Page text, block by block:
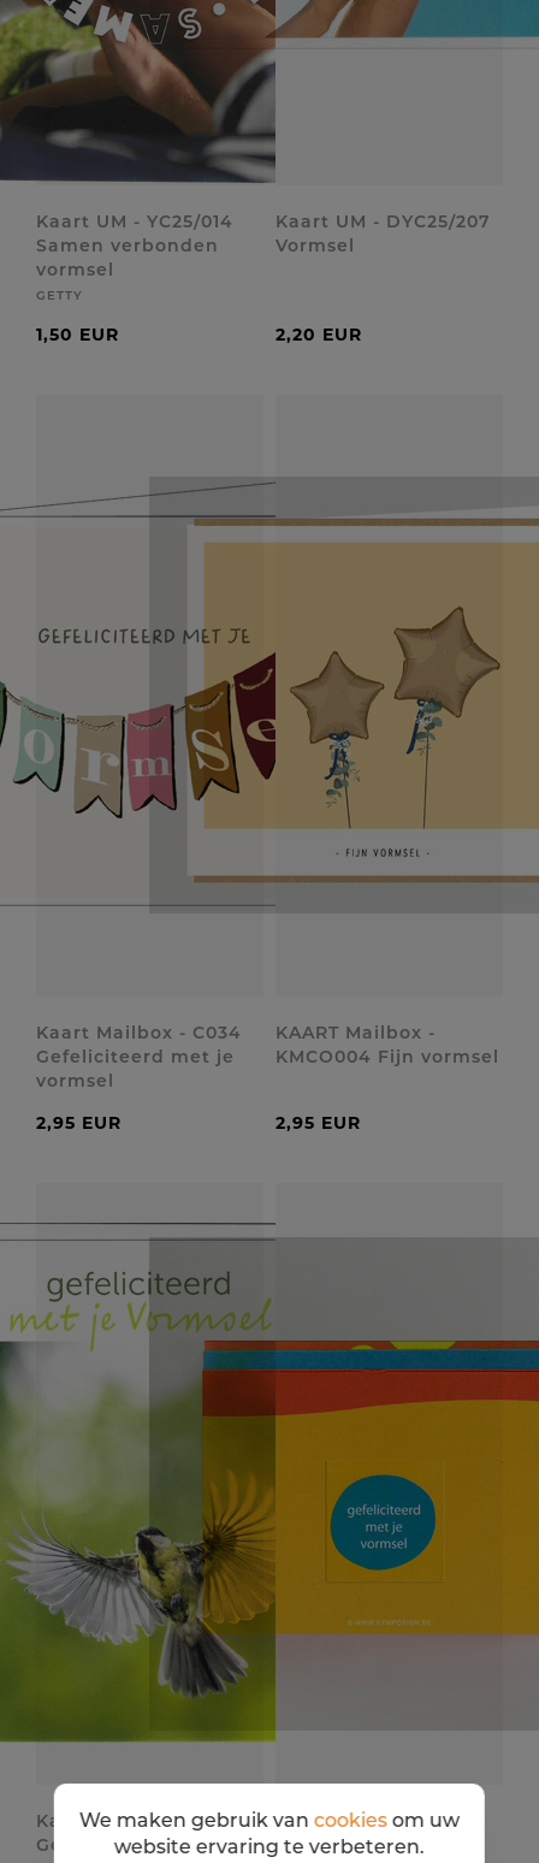
Kaart UM - YC25/014
Samen verbonden
vormsel
GETTY
1,50 EUR
Kaart UM - DYC25/207
Vormsel
2,20 EUR
Kaart Mailbox - C034
Gefeliciteerd met je
vormsel
2,95 EUR
KAART Mailbox -
KMCO004 Fijn vormsel
2,95 EUR
Kaart UM - DVC22/5
Gefeliciteerd met je
Kaart Symposion -
Kijk...(vormsel)
We maken gebruik van cookiesom uw
website ervaring te verbeteren.